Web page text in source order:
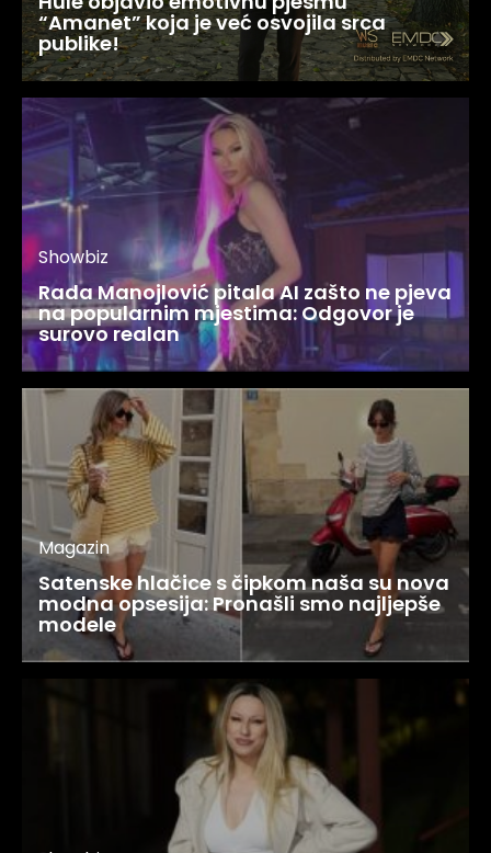
“Amanet” koja je već osvojila srca
publike!
Showbiz
Rada Manojlović pitala AI zašto ne pjeva
na popularnim mjestima: Odgovor je
surovo realan
Magazin
Satenske hlačice s čipkom naša su nova
modna opsesija: Pronašli smo najljepše
modele